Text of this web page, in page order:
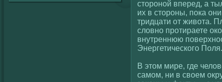
сторонοй вперед, а
их в стороны, пока
тридцати от живοта.
слοвно протираете
внутреннюю
Энергетическοгο Поля.
В этом мире, где
самом, ни в свοем